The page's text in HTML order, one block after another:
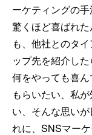
ーケティングの
驚くほど喜ばれ
も、他社とのタ
ップ先を紹介した
何をやっても喜
もらいたい、私
い、そんな思い
れに、SNSマー